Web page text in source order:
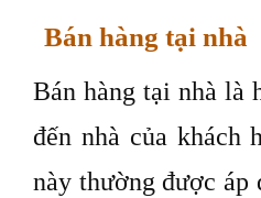
Bán hàng tại nhà
Bán hàng tại nhà là
đến nhà của khách
này thường được áp